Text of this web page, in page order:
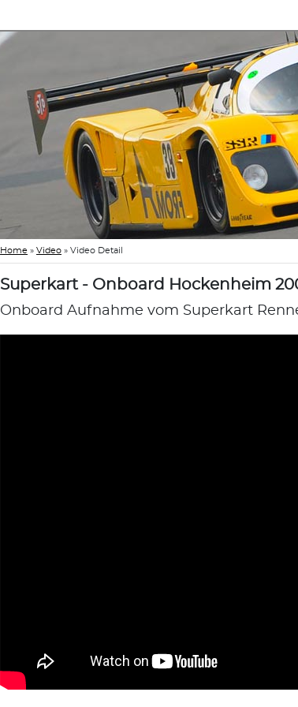
Home » Video » Video Detail
Superkart - Onboard Hockenheim
Onboard Aufnahme vom Superkart